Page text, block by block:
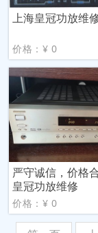
上海皇冠功放维
价格：¥ 0
严守诚信，价格
皇冠功放维修
价格：¥ 0